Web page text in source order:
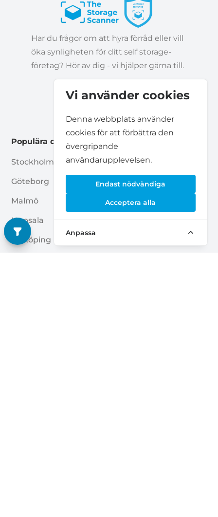
Vi använder cookies
Denna webbplats använder
cookies för att förbättra den
övergripande
användarupplevelsen.
Endast nödvändiga
Acceptera alla
Anpassa
Har du frågor om att hyra förråd eller vill
öka synligheten för ditt self storage-
företag? Hör av dig - vi hjälper gärna till.
Populära orter
Stockholm
Göteborg
Malmö
Uppsala
Linköping
Jönköping
Helsingborg
Huddinge